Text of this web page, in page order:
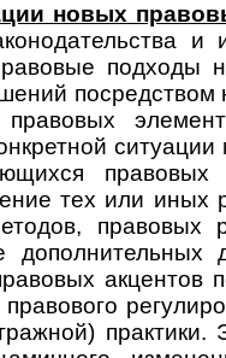
новых
подходы
посредством
ситуации
правовых
тех или иных
правовых
до­пол­ни­тель­ных
акцентов
практики.